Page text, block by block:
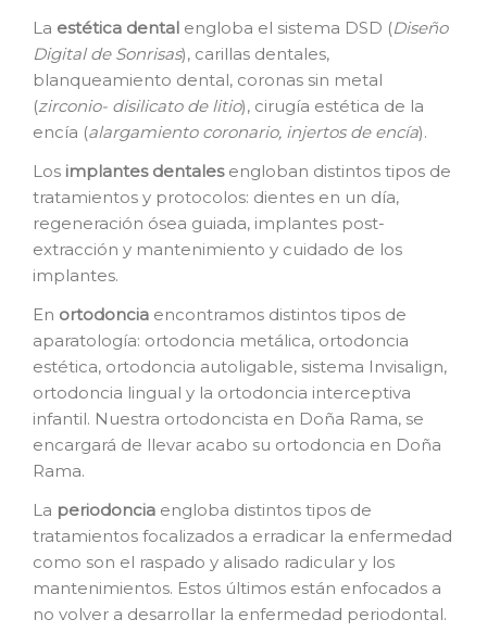
La estética dental engloba el sistema DSD (Diseño
Digital de Sonrisas), carillas dentales,
blanqueamiento dental, coronas sin metal
(zirconio- disilicato de litio), cirugía estética de la
encía (alargamiento coronario, injertos de encía).
Los implantes dentalesengloban distintos tipos de
tratamientos y protocolos: dientes en un día,
regeneración ósea guiada, implantes post-
extracción y mantenimiento y cuidado de los
implantes.
En ortodoncia encontramos distintos tipos de
aparatología: ortodoncia metálica, ortodoncia
estética, ortodoncia autoligable, sistema Invisalign,
ortodoncia lingual y la ortodoncia interceptiva
infantil. Nuestra ortodoncista en Doña Rama, se
encargará de llevar acabo su ortodoncia en Doña
Rama.
La periodoncia engloba distintos tipos de
tratamientos focalizados a erradicar la enfermedad
como son el raspado y alisado radicular y los
mantenimientos. Estos últimos están enfocados a
no volver a desarrollar la enfermedad periodontal.